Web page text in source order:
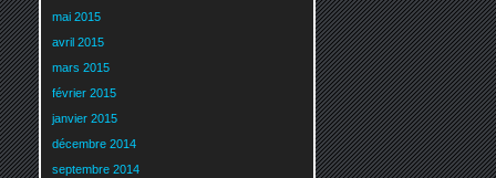
mai 2015
avril 2015
mars 2015
février 2015
janvier 2015
décembre 2014
septembre 2014